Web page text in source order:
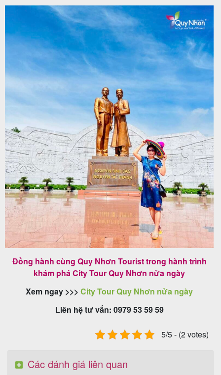
Đồng hành cùng Quy Nhơn Tourist trong hành trình
khám phá City Tour Quy Nhơn nửa ngày
Xem ngay >>> City Tour Quy Nhơn nửa ngày
Liên hệ tư vấn: 0979 53 59 59
5/5 - (2 votes)
Các đánh giá liên quan